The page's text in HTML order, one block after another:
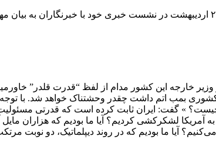
«اسماعیل بقائی» سخنگوی وزارت امور خارجه روز دوشنبه ۲۱ اردیبهشت در نشست خبری
خارجه این کشور مدام از لفظ “قدرت قلدر”
بمب اتم داشت چقدر وحشتناک خواهد شد. با
چیست؟ » گفت: ایران ثابت کرده است که قدرتی
آیا ما بودیم که در روند دیپلماتیک، دو نوبت